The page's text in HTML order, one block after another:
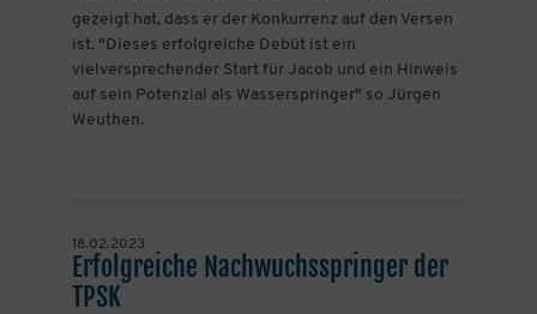
gezeigt hat, dass er der Konkurrenz auf den Versen
ist. "Dieses erfolgreiche Debüt ist ein
vielversprechender Start für Jacob und ein Hinweis
auf sein Potenzial als Wasserspringer" so Jürgen
Weuthen.
18.02.2023
Erfolgreiche Nachwuchsspringer der
TPSK